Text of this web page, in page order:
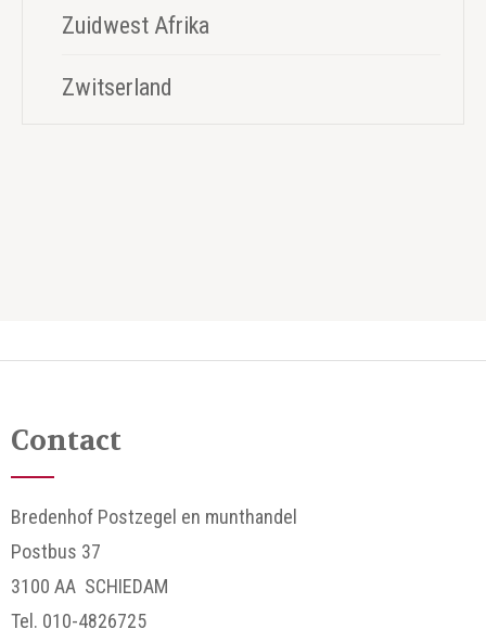
Zuidwest Afrika
Zwitserland
Contact
Bredenhof Postzegel en munthandel
Postbus 37
3100 AA SCHIEDAM
Tel. 010-4826725